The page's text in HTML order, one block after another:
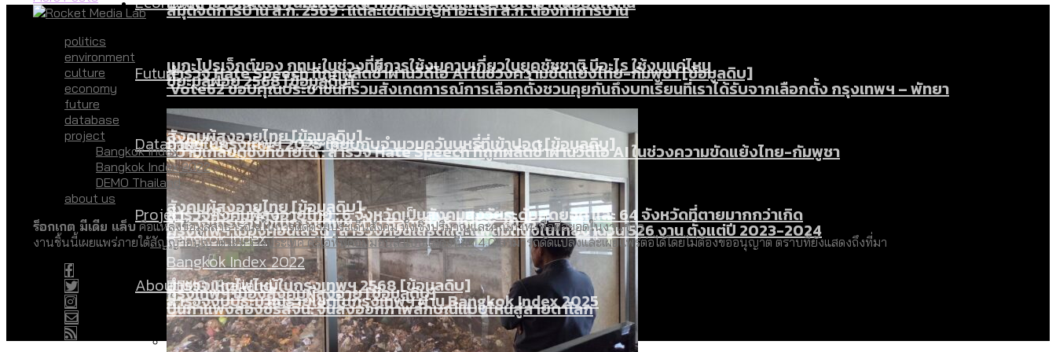
สมุดจดการบ้าน ส.ก. 2569 : แต่ละเขตมีปัญหาอะไรที่ ส.ก. ต้องทำการบ้าน
Vote62 ขอบคุณประชาชนที่ร่วมสังเกตการณ์การเลือกตั้งชวนคุยกันถึงบทเรียนที่เราได้รับจากเลือกตั้ง กรุงเทพฯ – พัทยา
กทม. มีอำนาจแค่ไหน ในการแก้ปัญหาให้คนที่อาศัยอยู่ในกรุงเทพฯ
ขยะมูลฝอย 2568 [ข้อมูลดิบ]
สำรวจ Hate Speech ที่ถูกผลิตซ้ำผ่านวิดีโอ AI ในช่วงความขัดแย้งไทย-กัมพูชา [ข้อมูลดิบ]
ความเกลียดชังที่ขายได้ : สำรวจ Hate Speech ที่ถูกผลิตซ้ำผ่านวิดีโอ AI ในช่วงความขัดแย้งไทย-กัมพูชา
กรุงเทพฯ เมืองคอนเสิร์ต : สำรวจคอนเสิร์ตและแฟนมีตติ้งในไทยจำนวน 526 งาน ตั้งแต่ปี 2023-2024
ปีนกำแพงส่องซีรีส์จีน: จีนส่งออกภาพลักษณ์แบบไหนสู่สายตาโลก
เมกะโปรเจ็กต์ของ กทม. ในช่วงที่มีการใช้งบคาบเกี่ยวในยุคชัชชาติ มีอะไร ใช้งบแค่ไหน
ค่าฝุ่นในกรุงเทพฯ 2025 เทียบกับจำนวนควันบุหรี่ที่เข้าปอด [ข้อมูลดิบ]
สำรวจเศรษฐกิจในกรุงเทพฯ ผ่าน Bangkok Index 2025
สำรวจงบประมาณรายเขตในกรุงเทพฯ ผ่าน Bangkok Index 2025
Future
สังคมผู้สูงอายุไทย [ข้อมูลดิบ]
สำรวจสังคมผู้สูงอายุไทย : 6 จังหวัดเป็นสังคมสูงวัยระดับสุดยอด และ 64 จังหวัดที่ตายมากกว่าเกิด
กรุงเทพฯ เมืองสังคมผู้สูงอายุ [ข้อมูลดิบ]
Database
สังคมผู้สูงอายุไทย [ข้อมูลดิบ]
สำรวจเหตุไฟไหม้ในกรุงเทพฯ 2568 [ข้อมูลดิบ]
Project
Bangkok Index
Bangkok Index 2022
DEMO Thailand
About Us
politics
environment
culture
economy
future
database
project
Bangkok Index
Bangkok Index 2022
DEMO Thailand
about us
ร็อกเกต มีเดีย แล็บคือแหล่งข้อมูลสาธารณะในการติดตามประเด็นสังคม ทั้งเชิงปริมาณและคุณภาพ เพื่อต่อยอดในงานข่าว
งานชิ้นนี้เผยแพร่ภายใต้สัญญาอนุญาตระหว่างประเทศ ครีเอทีฟคอมมอนส์ แบบแสดงที่มา 4.0สามารถดัดแปลงและเผยแพร่ต่อได้โดยไม่ต้องขออนุญาต ตราบที่ยังแสดงถึงที่มา